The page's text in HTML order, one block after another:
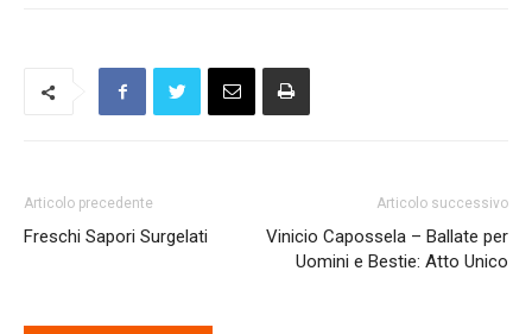
Articolo precedente
Freschi Sapori Surgelati
Articolo successivo
Vinicio Capossela – Ballate per
Uomini e Bestie: Atto Unico